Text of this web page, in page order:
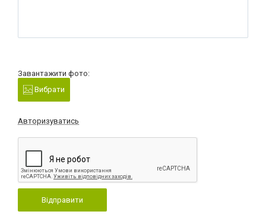
Завантажити фото:
Вибрати
Авторизуватись
Відправити